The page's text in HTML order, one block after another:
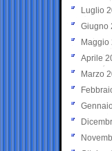
Luglio
Giugno
Maggio
Aprile
Marzo